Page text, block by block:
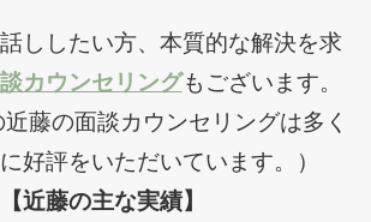
話ししたい方、本質的な解決を求
カウンセリングもございます。
藤の面談カウンセリングは多く
好評をいただいています。）
【近藤の主な実績】